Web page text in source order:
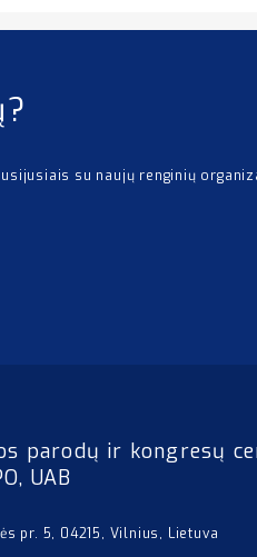
su naujų renginių
parodų ir kongresų
UAB
pr. 5, 04215, Vilnius, Lietuva